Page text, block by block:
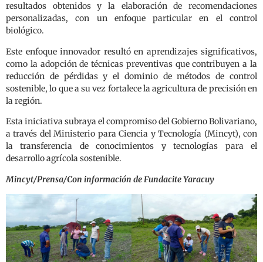
resultados obtenidos y la elaboración de recomendaciones
personalizadas, con un enfoque particular en el control
biológico.
Este enfoque innovador resultó en aprendizajes significativos,
como la adopción de técnicas preventivas que contribuyen a la
reducción de pérdidas y el dominio de métodos de control
sostenible, lo que a su vez fortalece la agricultura de precisión en
la región.
Esta iniciativa subraya el compromiso del Gobierno Bolivariano,
a través del Ministerio para Ciencia y Tecnología (Mincyt), con
la transferencia de conocimientos y tecnologías para el
desarrollo agrícola sostenible.
Mincyt/Prensa/Con información de Fundacite Yaracuy